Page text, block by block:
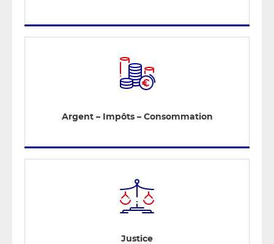
Argent – Impôts – Consommation
Justice